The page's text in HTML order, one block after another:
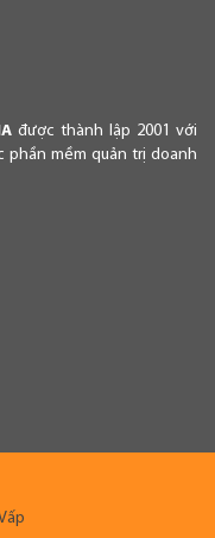
được thành lập 2001 với
mềm quản trị doanh